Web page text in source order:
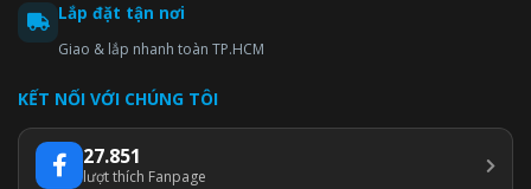
Lắp đặt tận nơi
Giao & lắp nhanh toàn TP.HCM
KẾT NỐI VỚI CHÚNG TÔI
27.851
lượt thích Fanpage